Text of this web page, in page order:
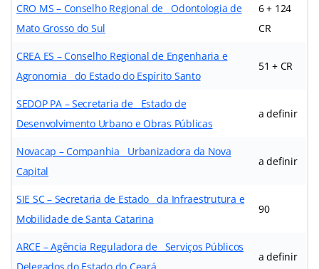
CRO MS – Conselho Regional de Odontologia de
Mato Grosso do Sul
6 + 124
CR
CREA ES – Conselho Regional de Engenharia e
Agronomia do Estado do Espírito Santo
51 + CR
SEDOP PA – Secretaria de Estado de
Desenvolvimento Urbano e Obras Públicas
a definir
Novacap – Companhia Urbanizadora da Nova
Capital
a definir
SIE SC – Secretaria de Estado da Infraestrutura e
Mobilidade de Santa Catarina
90
ARCE – Agência Reguladora de Serviços Públicos
a definir